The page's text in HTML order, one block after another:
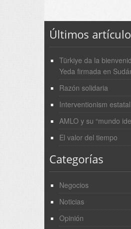
Últimos
Türkiye da la
Yeda firmada en
Razón solidaria
Interventionism estatal
AMLO y su “mundo
El valor del tiempo
Categorías
Negocios
Noticias
Opinión